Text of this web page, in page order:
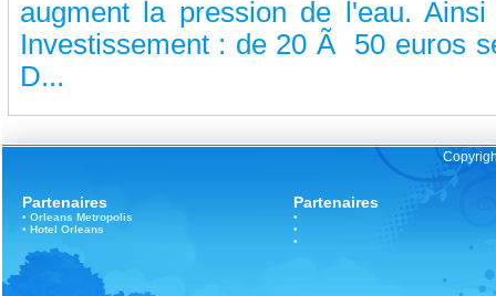
augment la pression de l'eau.
Investissement : de 20 Ã 50 euros
D...
Partenaires
• Orleans Metropolis
• Hotel Orleans
Partenaires
•
•
•